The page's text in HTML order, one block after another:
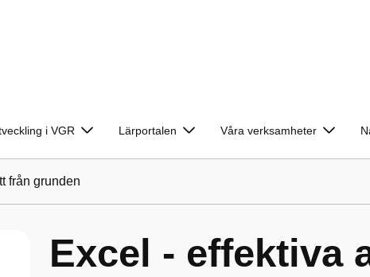
i VGR Lärportalen Våra verksamheter
från grunden
Excel - effektiva